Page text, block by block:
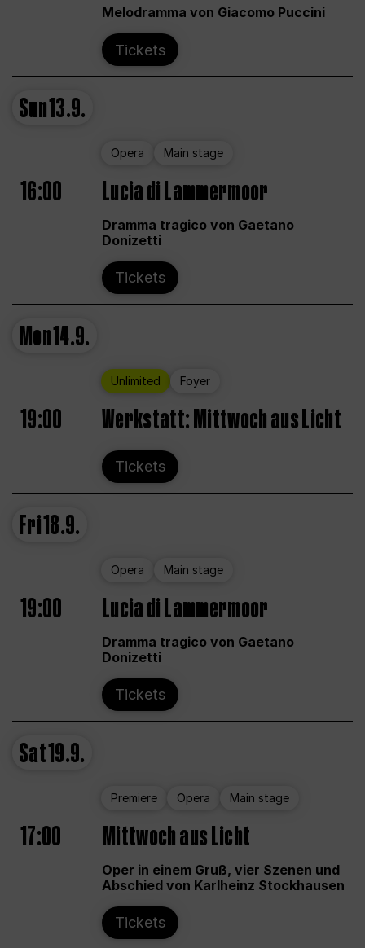
Melodramma von Giacomo Puccini
Tickets
Sun13.9.
Opera Main stage
16:00 Lucia di Lammermoor
Dramma tragico von Gaetano
Donizetti
Tickets
Mon14.9.
Unlimited Foyer
19:00 Werkstatt: Mittwoch aus Licht
Tickets
Fri18.9.
Opera Main stage
19:00 Lucia di Lammermoor
Dramma tragico von Gaetano
Donizetti
Tickets
Sat19.9.
Premiere Opera Main stage
17:00 Mittwoch aus Licht
Oper in einem Gruß, vier Szenen und
Abschied von Karlheinz Stockhausen
Tickets